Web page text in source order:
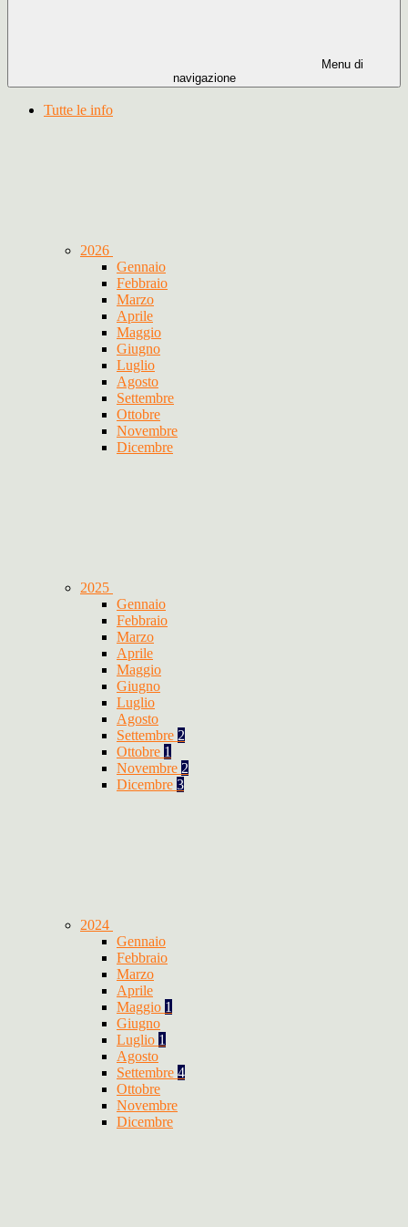
Menu di
navigazione
Tutte le info
2026
Gennaio
Febbraio
Marzo
Aprile
Maggio
Giugno
Luglio
Agosto
Settembre
Ottobre
Novembre
Dicembre
2025
Gennaio
Febbraio
Marzo
Aprile
Maggio
Giugno
Luglio
Agosto
Settembre 2
Ottobre 1
Novembre 2
Dicembre 3
2024
Gennaio
Febbraio
Marzo
Aprile
Maggio 1
Giugno
Luglio 1
Agosto
Settembre 4
Ottobre
Novembre
Dicembre